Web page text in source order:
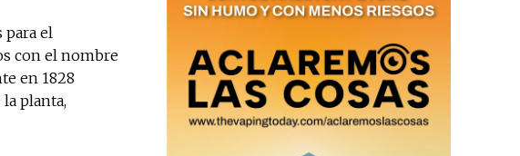
nuestro boletín diario y recibe todas las
y la reducción de daños en tu correo
our daily clipping and receive all the news
para el
con el nombre
en 1828
planta,